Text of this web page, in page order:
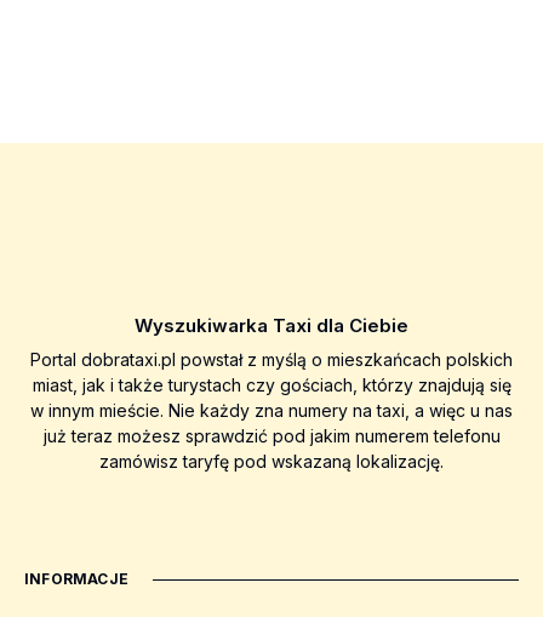
Wyszukiwarka Taxi dla Ciebie
Portal dobrataxi.pl powstał z myślą o mieszkańcach polskich
miast, jak i także turystach czy gościach, którzy znajdują się
w innym mieście. Nie każdy zna numery na taxi, a więc u nas
już teraz możesz sprawdzić pod jakim numerem telefonu
zamówisz taryfę pod wskazaną lokalizację.
INFORMACJE